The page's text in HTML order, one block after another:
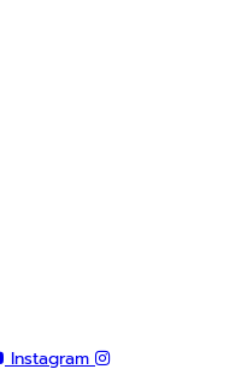
Instagram